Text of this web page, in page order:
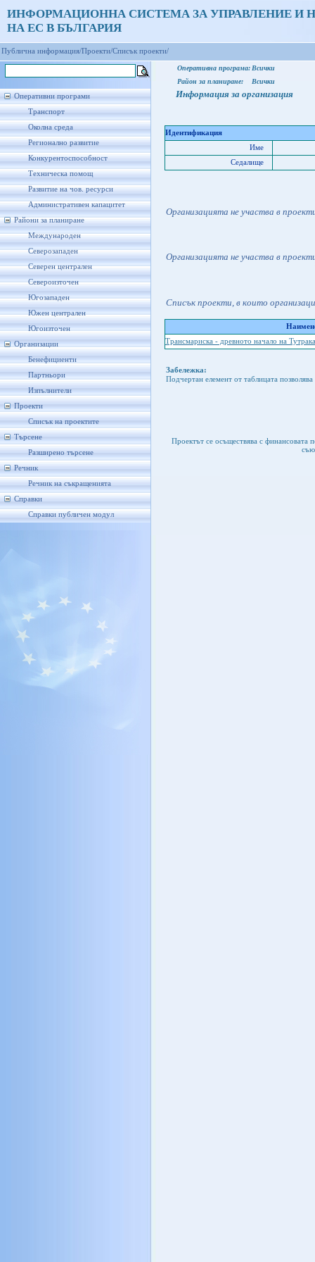
ИНФОРМАЦИОННА СИСТЕМА ЗА УПРАВЛЕНИЕ И
НА ЕС В БЪЛГАРИЯ
Публична информация/Проекти/Списък проекти/
Оперативни програми
Транспорт
Околна среда
Регионално развитие
Конкурентоспособност
Техническа помощ
Развитие на чов. ресурси
Административен капацитет
Райони за планиране
Международен
Северозападен
Северен централен
Североизточен
Югозападен
Южен централен
Югоизточен
Организации
Бенефициенти
Партньори
Изпълнители
Проекти
Списък на проектите
Търсене
Разширено търсене
Речник
Речник на съкращенията
Справки
Справки публичен модул
Оперативна програма: Всички
Район за планиране:
Всички
Информация за организация
Идентификация
Име
Седалище
Организацията не участва в
Организацията не участва в
Списък проекти, в които
Трансмариска - древното начало на
Забележка:
Подчертан елемент от таблицата
Проектът се осъществява с финансовата